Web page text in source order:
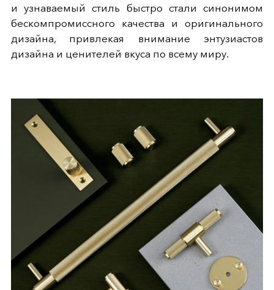
и узнаваемый стиль быстро стали синонимом
бескомпромиссного качества и оригинального
дизайна, привлекая внимание энтузиастов
дизайна и ценителей вкуса по всему миру.